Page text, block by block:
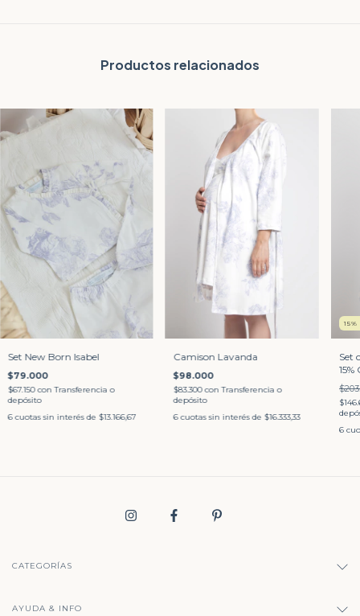
Productos relacionados
Set New Born Isabel
$79.000
$67.150con Transferencia o
depósito
6 cuotas sin interés de $13.166,67
Camison Lavanda
$98.000
$83.300con Transferencia o
depósito
6 cuotas sin interés de $16.333,33
15%
Set
15%
6
CATEGORÍAS
AYUDA & INFO